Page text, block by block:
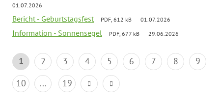
01.07.2026
Bericht - Geburtstagsfest PDF, 612 kB 01.07.2026
Information - Sonnensegel PDF, 677 kB 29.06.2026
1 2 3 4 5 6 7 8
9
10
... 19